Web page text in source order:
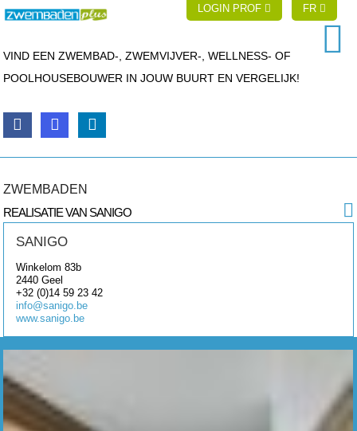
LOGIN PROF FR
VIND EEN ZWEMBAD-, ZWEMVIJVER-, WELLNESS- OF
POOLHOUSEBOUWER IN JOUW BUURT EN VERGELIJK!
ZWEMBADEN
REALISATIE VAN SANIGO
SANIGO
Winkelom 83b
2440 Geel
+32 (0)14 59 23 42
info@sanigo.be
www.sanigo.be